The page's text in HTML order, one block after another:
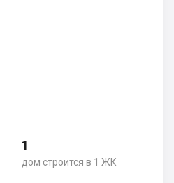
1
дом строится в 1 ЖК